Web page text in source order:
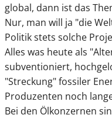
global, dann ist das
Nur, man will ja "die
Politik stets solche
Alles was heute als
subventioniert,
"Streckung" fossiler
Produzenten noch
Bei den Ölkonzernen